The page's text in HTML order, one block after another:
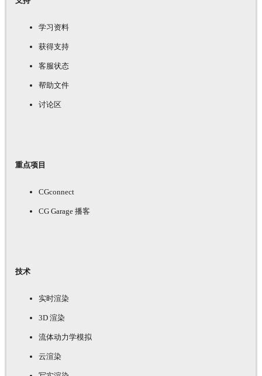
学习资料
获得支持
客服状态
帮助文件
讨论区
重点项目
CGconnect
CG Garage 播客
技术
实时渲染
3D 渲染
流体动力学模拟
云渲染